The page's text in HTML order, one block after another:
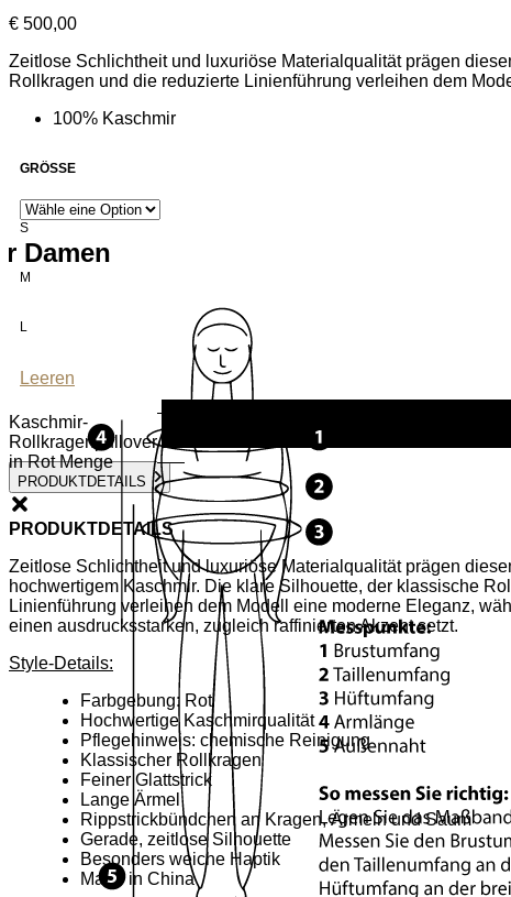
€ 500,00
Zeitlose Schlichtheit und luxuriöse Materialqualität prägen
Rollkragen und die reduzierte Linienführung verleihen dem
100% Kaschmir
Damen
GRÖSSE
S
M
L
Leeren
Kaschmir-
Rollkragenpullover
in Rot Menge
PRODUKTDETAILS
PRODUKTDETAILS
Zeitlose Schlichtheit und luxuriöse Materialqualität prägen
hochwertigem Kaschmir. Die klare Silhouette, der klassische
Linienführung verleihen dem Modell eine moderne Eleganz,
einen ausdrucksstarken, zugleich raffinierten Akzent setzt.
Style-Details:
Farbgebung: Rot
Hochwertige Kaschmirqualität
Pflegehinweis: chemische Reinigung
Klassischer Rollkragen
Feiner Glattstrick
Lange Ärmel
Rippstrickbündchen an Kragen, Ärmeln und Saum
Gerade, zeitlose Silhouette
Besonders weiche Haptik
Made in China